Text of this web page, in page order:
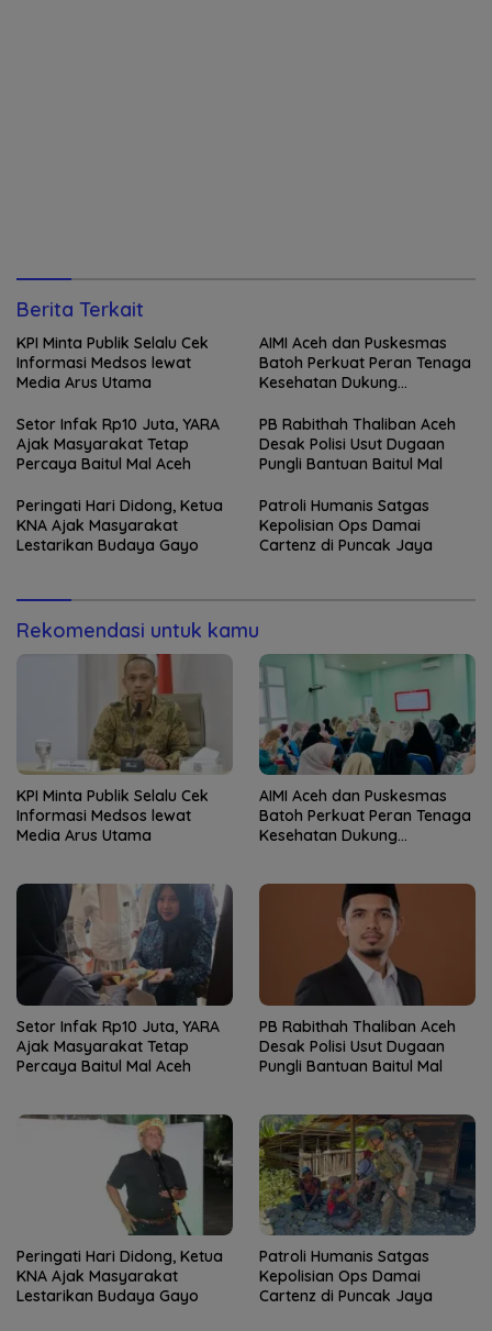
Berita Terkait
KPI Minta Publik Selalu Cek
Informasi Medsos lewat
Media Arus Utama
AIMI Aceh dan Puskesmas
Batoh Perkuat Peran Tenaga
Kesehatan Dukung
Setor Infak Rp10 Juta, YARA
Ajak Masyarakat Tetap
Percaya Baitul Mal Aceh
PB Rabithah Thaliban Aceh
Desak Polisi Usut Dugaan
Pungli Bantuan Baitul Mal
Peringati Hari Didong, Ketua
KNA Ajak Masyarakat
Lestarikan Budaya Gayo
Patroli Humanis Satgas
Kepolisian Ops Damai
Cartenz di Puncak Jaya
Rekomendasi untuk kamu
KPI Minta Publik Selalu Cek
Informasi Medsos lewat
Media Arus Utama
AIMI Aceh dan Puskesmas
Batoh Perkuat Peran Tenaga
Kesehatan Dukung
Setor Infak Rp10 Juta, YARA
Ajak Masyarakat Tetap
Percaya Baitul Mal Aceh
PB Rabithah Thaliban Aceh
Desak Polisi Usut Dugaan
Pungli Bantuan Baitul Mal
Peringati Hari Didong, Ketua
KNA Ajak Masyarakat
Lestarikan Budaya Gayo
Patroli Humanis Satgas
Kepolisian Ops Damai
Cartenz di Puncak Jaya